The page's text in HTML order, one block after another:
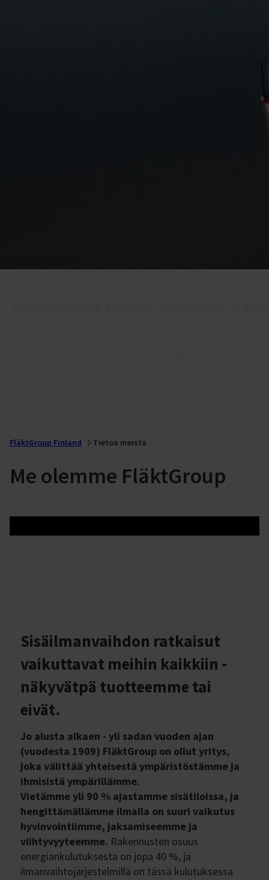
FläktGroup Finland Tietoa meistä
Me olemme FläktGroup
Sisäilmanvaihdon ratkaisut
vaikuttavat meihin kaikkiin -
näkyvätpä tuotteemme tai
eivät.
Jo alusta alkaen - yli sadan vuoden ajan
(vuodesta 1909) FläktGroup on ollut yritys,
joka välittää yhteisestä ympäristöstämme ja
ihmisistä ympärillämme.
Vietämme yli 90 % ajastamme sisätiloissa, ja
hengittämällämme ilmalla on suuri vaikutus
hyvinvointiimme, jaksamiseemme ja
viihtyvyyteemme. Rakennusten osuus
energiankulutuksesta on jopa 40 %, ja
ilmanvaihtojärjestelmillä on tässä kulutuksessa